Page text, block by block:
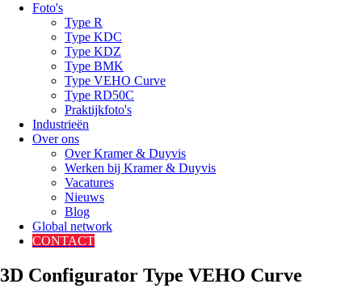
Foto's
Type R
Type KDC
Type KDZ
Type BMK
Type VEHO Curve
Type RD50C
Praktijkfoto's
Industrieën
Over ons
Over Kramer & Duyvis
Werken bij Kramer & Duyvis
Vacatures
Nieuws
Blog
Global network
CONTACT
3D Configurator Type VEHO Curve